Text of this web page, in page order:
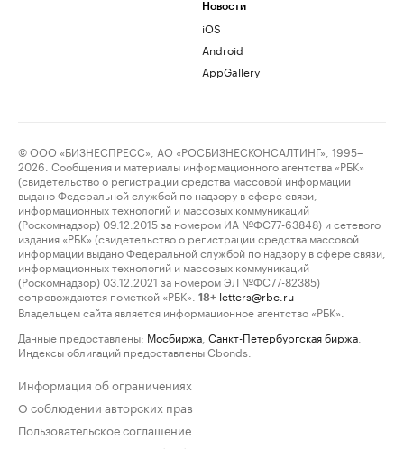
Новости
iOS
Android
AppGallery
© ООО «БИЗНЕСПРЕСС», АО «РОСБИЗНЕСКОНСАЛТИНГ», 1995–
2026. Сообщения и материалы информационного агентства «РБК»
(свидетельство о регистрации средства массовой информации
выдано Федеральной службой по надзору в сфере связи,
информационных технологий и массовых коммуникаций
(Роскомнадзор) 09.12.2015 за номером ИА №ФС77-63848) и сетевого
издания «РБК» (свидетельство о регистрации средства массовой
информации выдано Федеральной службой по надзору в сфере связи,
информационных технологий и массовых коммуникаций
(Роскомнадзор) 03.12.2021 за номером ЭЛ №ФС77-82385)
сопровождаются пометкой «РБК».
18+ letters@rbc.ru
Владельцем сайта является информационное агентство «РБК».
Данные предоставлены: Мосбиржа Санкт-Петербургская биржа
Индексы облигаций предоставлены Cbonds.
Информация об ограничениях
О соблюдении авторских прав
Пользовательское соглашение